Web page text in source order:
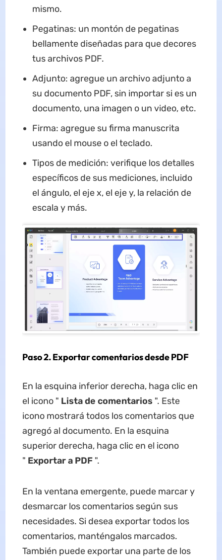
mismo.
Pegatinas: un montón de pegatinas
bellamente diseñadas para que decores
tus archivos PDF.
Adjunto: agregue un archivo adjunto a
su documento PDF, sin importar si es un
documento, una imagen o un video, etc.
Firma: agregue su firma manuscrita
usando el mouse o el teclado.
Tipos de medición: verifique los detalles
específicos de sus mediciones, incluido
el ángulo, el eje x, el eje y, la relación de
escala y más.
Paso 2. Exportar comentarios desde PDF
En la esquina inferior derecha, haga clic en
el icono " Lista de comentarios ". Este
icono mostrará todos los comentarios que
agregó al documento. En la esquina
superior derecha, haga clic en el icono
" Exportar a PDF".
En la ventana emergente, puede marcar y
desmarcar los comentarios según sus
necesidades. Si desea exportar todos los
comentarios, manténgalos marcados.
También puede exportar una parte de los